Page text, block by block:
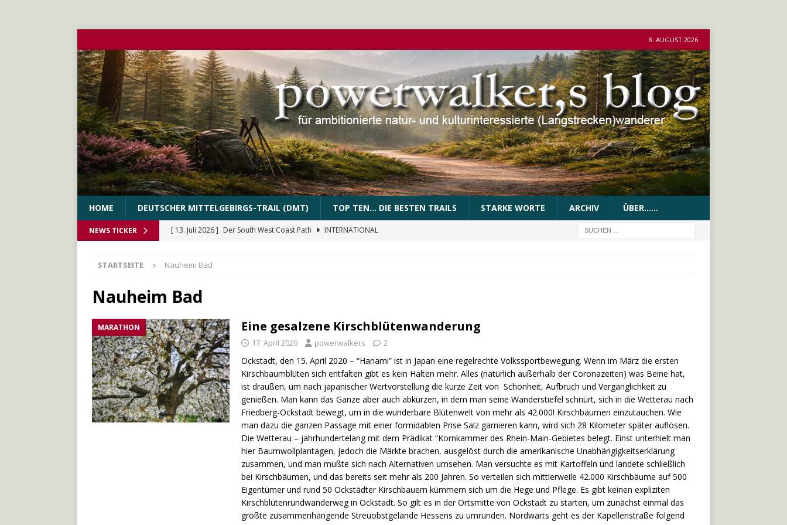
8. AUGUST 2026
HOME DEUTSCHER MITTELGEBIRGS-TRAIL (DMT) TOP TEN… DIE BESTEN TRAILS STARKE WORTE ARCHIV ÜBER……
NEWS TICKER [ 13. Juli 2026 ] Der South West Coast Path
INTERNATIONAL
[ 27. Mai 2026 ]
[ 3. Mai 2026 ]
STARTSEITE Nauheim Bad
Nauheim Bad
MARATHON Eine gesalzene Kirschblütenwanderung
17. April 2020 powerwalkers 2
Ockstadt, den 15. April 2020 – “Hanami” ist in Japan eine regelrechte Volkssportbewegung. Wenn im März die ersten
Kirschbaumblüten sich entfalten gibt es kein Halten mehr. Alles (natürlich außerhalb der Coronazeiten) was Beine hat,
ist draußen, um nach japanischer Wertvorstellung die kurze Zeit von Schönheit, Aufbruch und Vergänglichkeit zu
genießen. Man kann das Ganze aber auch abkürzen, in dem man seine Wanderstiefel schnürt, sich in die Wetterau nach
Friedberg-Ockstadt bewegt, um in die wunderbare Blütenwelt von mehr als 42.000! Kirschbäumen einzutauchen. Wie
man dazu die ganzen Passage mit einer formidablen Prise Salz garnieren kann, wird sich 28 Kilometer später auflösen.
Die Wetterau – jahrhundertelang mit dem Prädikat “Kornkammer des Rhein-Main-Gebietes belegt. Einst unterhielt man
hier Baumwollplantagen, jedoch die Märkte brachen, ausgelöst durch die amerikanische Unabhängigkeitserklärung
zusammen, und man mußte sich nach Alternativen umsehen. Man versuchte es mit Kartoffeln und landete schließlich
bei Kirschbäumen, und das bereits seit mehr als 200 Jahren. So verteilen sich mittlerweile 42.000 Kirschbäume auf 500
Eigentümer und rund 50 Ockstädter Kirschbauern kümmern sich um die Hege und Pflege. Es gibt keinen expliziten
Kirschblütenrundwanderweg in Ockstadt. So gilt es in der Ortsmitte von Ockstadt zu starten, um zunächst einmal das
größte zusammenhängende Streuobstgelände Hessens zu umrunden. Nordwärts geht es der Kapellenstraße folgend